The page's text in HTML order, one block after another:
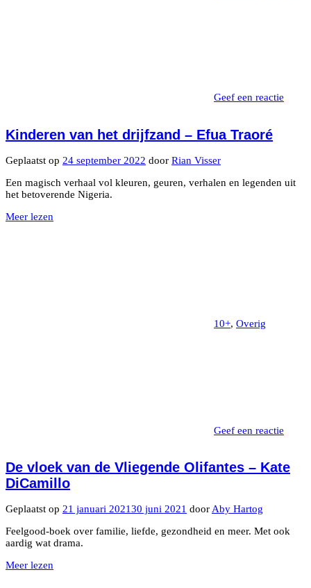
Geef een reactie
Kinderen van het drijfzand – Efua Traoré
Geplaatst op 24 september 2022 door Rian Visser
Een magisch verhaal vol kleuren, geuren, verhalen en legenden uit
het betoverende Nigeria.
Meer lezen
10+, Overig
Geef een reactie
De vloek van de Vliegende Olifantes – Kate
DiCamillo
Geplaatst op 21 januari 202130 juni 2021 door Aby Hartog
Feelgood-boek over familie, liefde, gezondheid en meer. Met ook
aardig wat drama.
Meer lezen